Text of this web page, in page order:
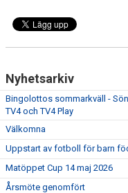
Nyhetsarkiv
Bingolottos sommarkväll -
TV4 och TV4 Play
Välkomna
Uppstart av fotboll för barn
Matöppet Cup 14 maj 2026
Årsmöte genomfört